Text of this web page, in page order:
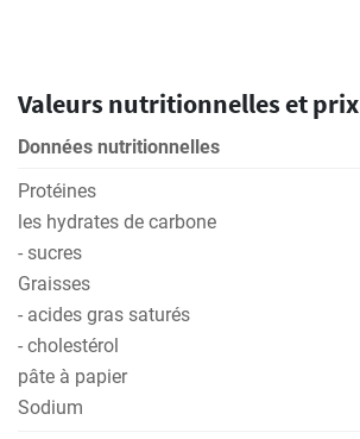
Valeurs nutritionnelles et prix
Données nutritionnelles
Protéines
les hydrates de carbone
- sucres
Graisses
- acides gras saturés
- cholestérol
pâte à papier
Sodium